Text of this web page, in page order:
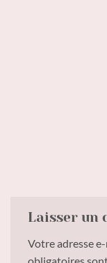
Laisser un
Votre adresse